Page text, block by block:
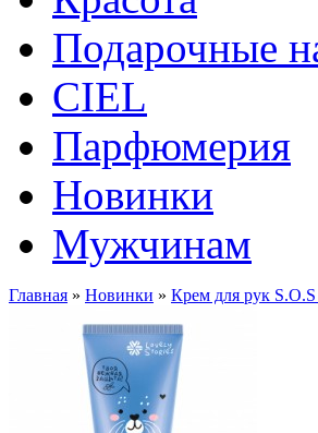
Подарочные
CIEL
Парфюмерия
Новинки
Мужчинам
Главная » Новинки » Крем для рук